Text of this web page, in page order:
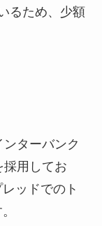
るため、少額
ターバンク
用してお
ッドでのト